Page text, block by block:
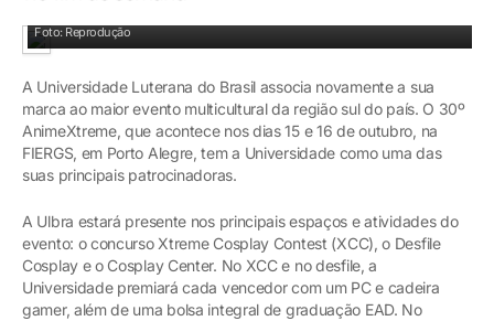
Foto: Reprodução
A Universidade Luterana do Brasil associa novamente a sua
marca ao maior evento multicultural da região sul do país. O 30º
AnimeXtreme, que acontece nos dias 15 e 16 de outubro, na
FIERGS, em Porto Alegre, tem a Universidade como uma das
suas principais patrocinadoras.
A Ulbra estará presente nos principais espaços e atividades do
evento: o concurso Xtreme Cosplay Contest (XCC), o Desfile
Cosplay e o Cosplay Center. No XCC e no desfile, a
Universidade premiará cada vencedor com um PC e cadeira
gamer, além de uma bolsa integral de graduação EAD. No